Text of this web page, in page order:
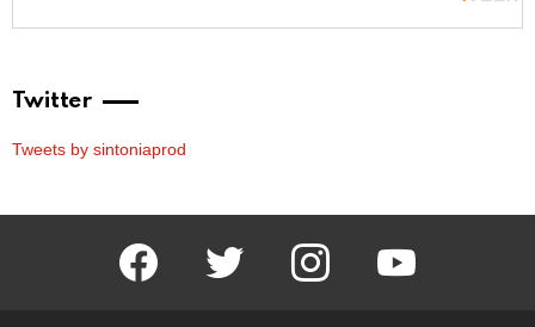
Twitter
Tweets by sintoniaprod
facebook twitter instagram